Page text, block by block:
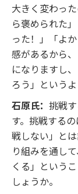
大きく変わっ
ら褒められた
った！」「よ
感があるから
になりますし
ろう」という
石原氏： 挑戦
す。挑戦する
戦しない」と
り組みを通し
くる」という
しょうか。